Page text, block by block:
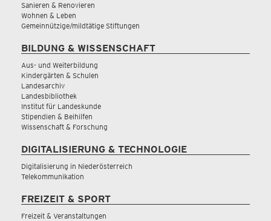
Sanieren & Renovieren
Wohnen & Leben
Gemeinnützige/mildtätige Stiftungen
BILDUNG & WISSENSCHAFT
Aus- und Weiterbildung
Kindergärten & Schulen
Landesarchiv
Landesbibliothek
Institut für Landeskunde
Stipendien & Beihilfen
Wissenschaft & Forschung
DIGITALISIERUNG & TECHNOLOGIE
Digitalisierung in Niederösterreich
Telekommunikation
FREIZEIT & SPORT
Freizeit & Veranstaltungen